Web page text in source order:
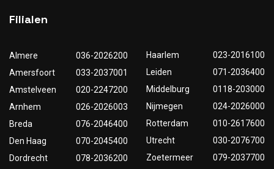
Filialen
Almere
036-2026200
Amersfoort
033-2037001
Amstelveen
020-2247200
Arnhem
026-2026003
Breda
076-2046400
Den Haag
070-2045400
Dordrecht
078-2036200
Haarlem
023-2016100
Leiden
071-2036400
Middelburg
0118-203000
Nijmegen
024-2026000
Rotterdam
010-2617600
Utrecht
030-2076700
Zoetermeer
079-2037700